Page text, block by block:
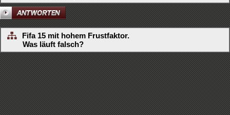
Fifa 15 mit hohem Frustfaktor.
Was läuft falsch?